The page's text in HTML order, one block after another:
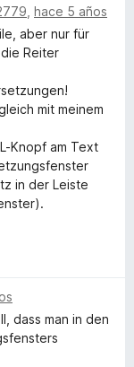
hace 5 años
aber nur für
Reiter
mit meinem
Knopf am Text
in der Leiste
dass man in den